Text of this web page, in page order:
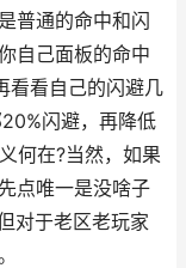
普通的命中和闪
自己面板的命中
看看自己的闪避几
闪避，再降低
何在?当然，如果
点唯一是没啥子
对于老区老玩家